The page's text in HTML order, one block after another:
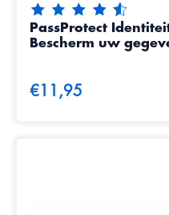
De beoordeling van
PassProtect
Bescherm uw
€11,95